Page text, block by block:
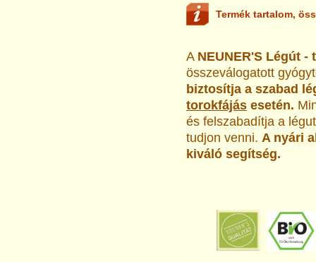
Termék tartalom,
A NEUNER'S Légút
összeválogatott
biztosítja a szabad
torokfájás esetén.
és felszabadítja a
tudjon venni. A nyári
kiváló segítség.